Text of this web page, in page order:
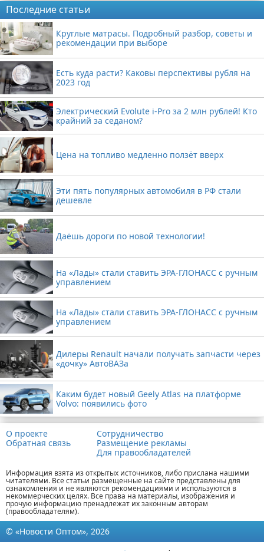
Последние статьи
Круглые матрасы. Подробный разбор, советы и
рекомендации при выборе
Есть куда расти? Каковы перспективы рубля на
2023 год
Электрический Evolute i-Pro за 2 млн рублей! Кто
крайний за седаном?
Цена на топливо медленно ползёт вверх
Эти пять популярных автомобиля в РФ стали
дешевле
Даёшь дороги по новой технологии!
На «Лады» стали ставить ЭРА-ГЛОНАСС с ручным
управлением
На «Лады» стали ставить ЭРА-ГЛОНАСС с ручным
управлением
Дилеры Renault начали получать запчасти через
«дочку» АвтоВАЗа
Каким будет новый Geely Atlas на платформе
Volvo: появились фото
О проекте
Обратная связь
Сотрудничество
Размещение рекламы
Для правообладателей
Информация взята из открытых источников, либо прислана нашими
читателями. Все статьи размещенные на сайте представлены для
ознакомления и не являются рекомендациями и используются в
некоммерческих целях. Все права на материалы, изображения и
прочую информацию пренадлежат их законным авторам
(правообладателям).
© «Новости Оптом», 2026